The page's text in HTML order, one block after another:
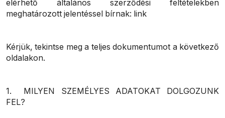
elérhető általános szerződési feltételekben
meghatározott jelentéssel bírnak: link
Kérjük, tekintse meg a teljes dokumentumot a következő
oldalakon.
1. MILYEN SZEMÉLYES ADATOKAT DOLGOZUNK
FEL?